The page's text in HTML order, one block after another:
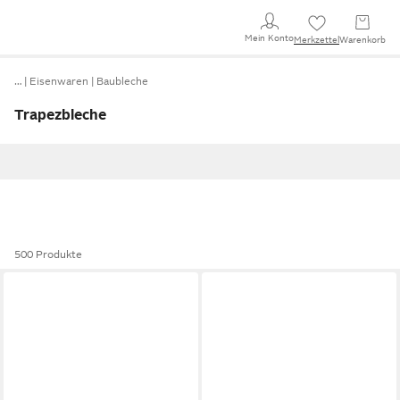
Mein KontoMerkzettel Warenkorb
… Eisenwaren Baubleche
Trapezbleche
500 Produkte